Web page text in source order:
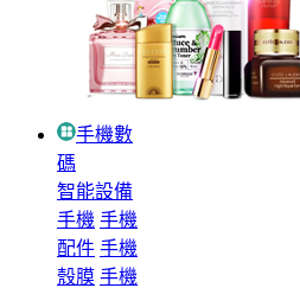
手機數
碼
智能設備
手機 手機
配件 手機
殼膜 手機